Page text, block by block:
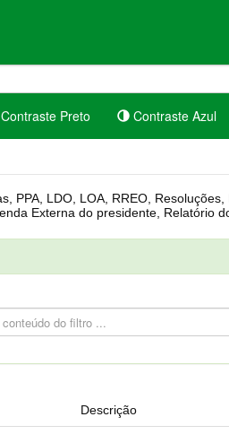
Contraste Preto Contraste Azul
Descrição